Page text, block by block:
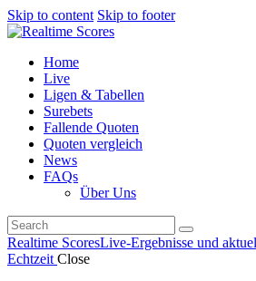
Skip to content Skip to footer
Home
Live
Ligen & Tabellen
Surebets
Fallende Quoten
Quoten vergleich
News
FAQs
Über Uns
Realtime ScoresLive-Ergebnisse und
Echtzeit Close